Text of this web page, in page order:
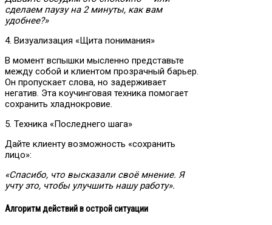
сделаем паузу на 2 минуты, как вам
удобнее?»
4. Визуализация «Щита понимания»
В момент вспышки мысленно представьте
между собой и клиентом прозрачный барьер.
Он пропускает слова, но задерживает
негатив. Эта коучинговая техника помогает
сохранить хладнокровие.
5. Техника «Последнего шага»
Дайте клиенту возможность «сохранить
лицо»:
«Спасибо, что высказали своё мнение. Я
учту это, чтобы улучшить нашу работу».
Алгоритм действий в острой ситуации